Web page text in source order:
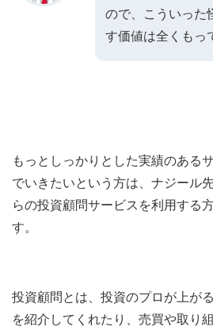
ので、こういった
す価値は全くもっ
もっとしっかりとした実績のある
でいきたいという方は、ナジール
らの投資顧問サービスを利用する
す。
投資顧問とは、投資のプロが 上が
を紹介してくれたり、売買や取り